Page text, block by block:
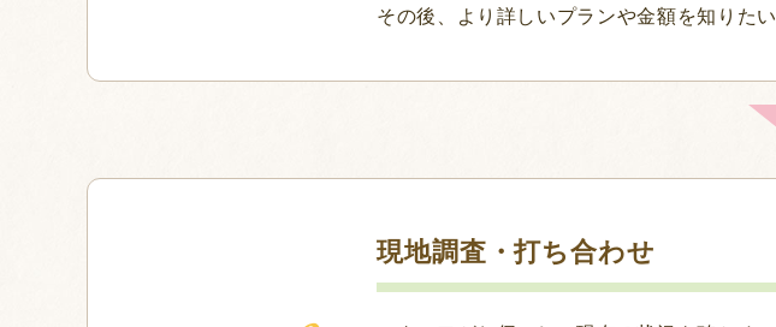
その後、より詳しいプランや金額を知りた
現地調査・打ち合わせ